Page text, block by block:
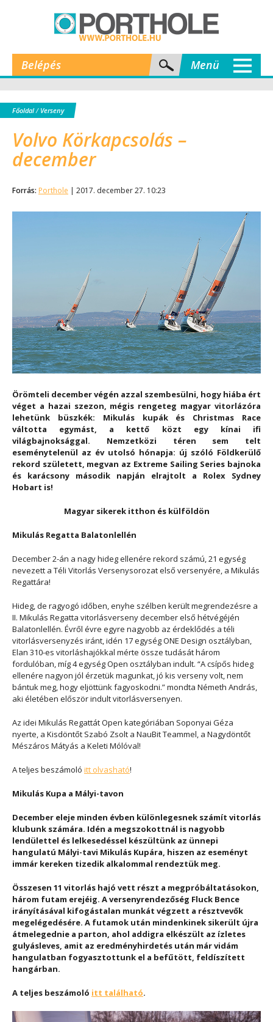
Belépés Menü
Főoldal/ Verseny
Volvo Körkapcsolás –
december
Forrás: Porthole | 2017. december 27. 10:23
Örömteli december végén azzal szembesülni, hogy hiába ért
véget a hazai szezon, mégis rengeteg magyar vitorlázóra
lehetünk büszkék: Mikulás kupák és Christmas Race
váltotta egymást, a kettő közt egy kínai ifi
világbajnoksággal. Nemzetközi téren sem telt
eseménytelenül az év utolsó hónapja: új szóló Földkerülő
rekord született, megvan az Extreme Sailing Series bajnoka
és karácsony második napján elrajtolt a Rolex Sydney
Hobart is!
Magyar sikerek itthon és külföldön
Mikulás Regatta Balatonlellén
December 2-án a nagy hideg ellenére rekord számú, 21 egység
nevezett a Téli Vitorlás Versenysorozat első versenyére, a Mikulás
Regattára!
Hideg, de ragyogó időben, enyhe szélben került megrendezésre a
II. Mikulás Regatta vitorlásverseny december első hétvégéjén
Balatonlellén. Évről évre egyre nagyobb az érdeklődés a téli
vitorlásversenyzés iránt, idén 17 egység ONE Design osztályban,
Elan 310-es vitorláshajókkal mérte össze tudását három
fordulóban, míg 4 egység Open osztályban indult. “A csípős hideg
ellenére nagyon jól érzetük magunkat, jó kis verseny volt, nem
bántuk meg, hogy eljöttünk fagyoskodni.” mondta Németh András,
aki életében először indult vitorlásversenyen.
Az idei Mikulás Regattát Open kategóriában Soponyai Géza
nyerte, a Kisdöntőt Szabó Zsolt a NauBit Teammel, a Nagydöntőt
Mészáros Mátyás a Keleti Mólóval!
A teljes beszámoló itt olvasható!
Mikulás Kupa a Mályi-tavon
December eleje minden évben különlegesnek számít vitorlás
klubunk számára. Idén a megszokottnál is nagyobb
lendülettel és lelkesedéssel készültünk az ünnepi
hangulatú Mályi-tavi Mikulás Kupára, hiszen az eseményt
immár kereken tizedik alkalommal rendeztük meg.
Összesen 11 vitorlás hajó vett részt a megpróbáltatásokon,
három futam erejéig. A versenyrendezőség Fluck Bence
irányításával kifogástalan munkát végzett a résztvevők
megelégedésére. A futamok után mindenkinek sikerült újra
átmelegednie a parton, ahol addigra elkészült az ízletes
gulyásleves, amit az eredményhirdetés után már vidám
hangulatban fogyasztottunk el a befűtött, feldíszített
hangárban.
A teljes beszámoló itt található.